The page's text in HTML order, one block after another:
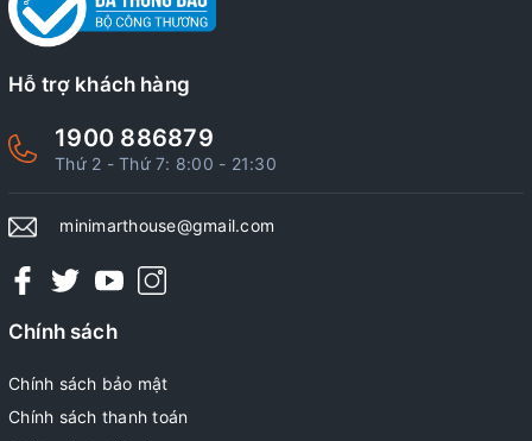
Hỗ trợ khách hàng
1900 886879
Thứ 2 - Thứ 7: 8:00 - 21:30
minimarthouse@gmail.com
Chính sách
Chính sách bảo mật
Chính sách thanh toán